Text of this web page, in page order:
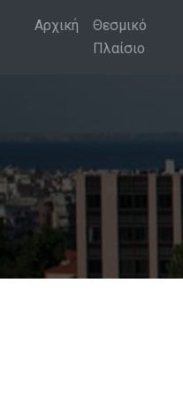
Αρχική
Θεσμικό
Πλαίσιο